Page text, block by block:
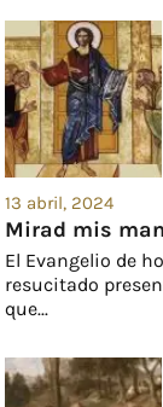
13 abril, 2024
Mirad mis
El Evangelio de
resucitado
que...